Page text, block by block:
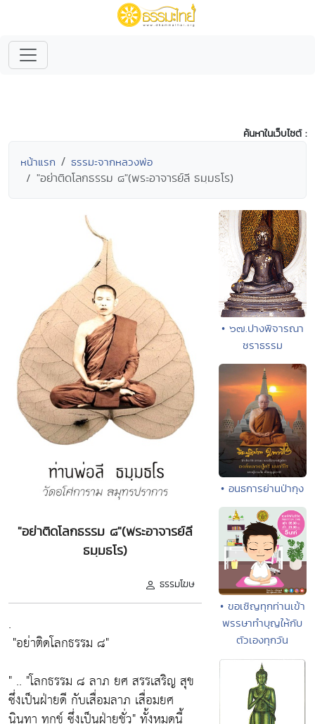
ค้นหาในเว็บไซต์ :
หน้าแรก ธรรมะจากหลวงพ่อ
"อย่าติดโลกธรรม ๘"(พระอาจารย์ลี ธมฺมธโร)
"อย่าติดโลกธรรม ๘"(พระอาจารย์ลี
ธมฺมธโร)
ธรรมโฆษ
.
"อย่าติดโลกธรรม ๘"
" .. "โลกธรรม ๘ ลาภ ยศ สรรเสริญ สุข
ซึ่งเป็นฝ่ายดี กับเสื่อมลาภ เสื่อมยศ
• ๖๗.ปางพิจารณา
ชราธรรม
• อนธการย่านป่ากุง
• ขอเชิญทุกท่านเข้า
พรรษาทำบุญให้กับ
ตัวเองทุกวัน